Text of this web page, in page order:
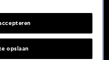
opslaan